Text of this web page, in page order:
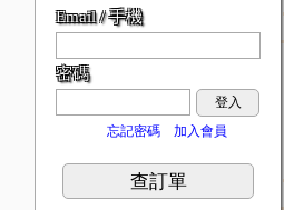
Email / 手機
密碼
登入
忘記密碼
加入會員
查訂單